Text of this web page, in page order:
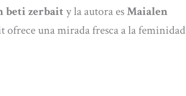
beti zerbaity la autora esMaialen
ofrece una mirada fresca a la feminidad